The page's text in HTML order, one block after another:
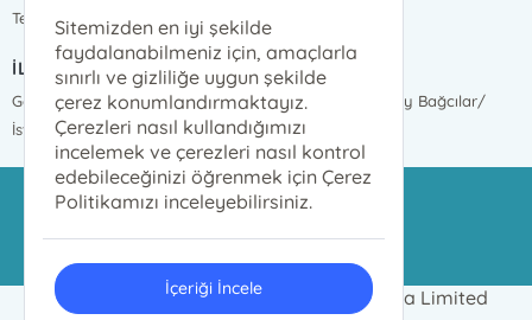
Teslimat ve İade
İLETİŞİM BİLGİLERİ
Göztepe Mah. İnönü Cad. 2377 Sokak No:17 Mahmutbey Bağcılar/
İstanbul
azim@azimdagitim.com
02124469999
2024 © Azim Kitap Dağıtım ve Pazarlama Limited
Sitemizden en iyi şekilde
faydalanabilmeniz için, amaçlarla
sınırlı ve gizliliğe uygun şekilde
çerez konumlandırmaktayız.
Çerezleri nasıl kullandığımızı
incelemek ve çerezleri nasıl kontrol
edebileceğinizi öğrenmek için Çerez
Politikamızı inceleyebilirsiniz.
İçeriği İncele